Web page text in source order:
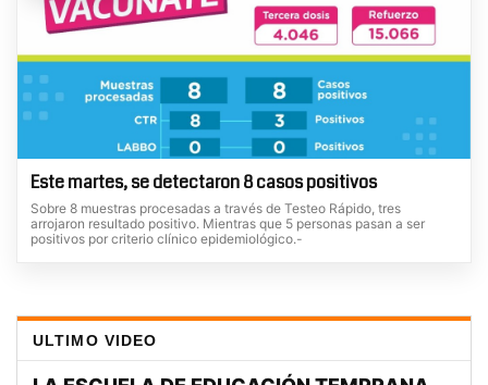
Este martes, se detectaron 8 casos positivos
Sobre 8 muestras procesadas a través de Testeo Rápido, tres
arrojaron resultado positivo. Mientras que 5 personas pasan a ser
positivos por criterio clínico epidemiológico.-
ULTIMO VIDEO